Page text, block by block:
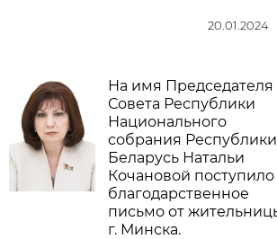
20.01.2024
На имя Председателя
Совета Республики
Национального
собрания Республики
Беларусь Натальи
Кочановой поступило
благодарственное
письмо от
г. Минска.